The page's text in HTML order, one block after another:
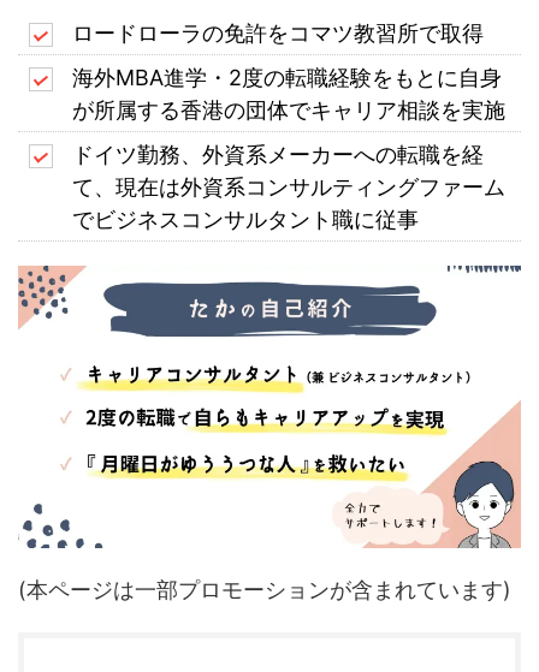
ロードローラの免許をコマツ教習所で取得
海外MBA進学・2度の転職経験をもとに自身
が所属する香港の団体でキャリア相談を実施
ドイツ勤務、外資系メーカーへの転職を経
て、現在は外資系コンサルティングファーム
でビジネスコンサルタント職に従事
(本ページは一部プロモーションが含まれています)